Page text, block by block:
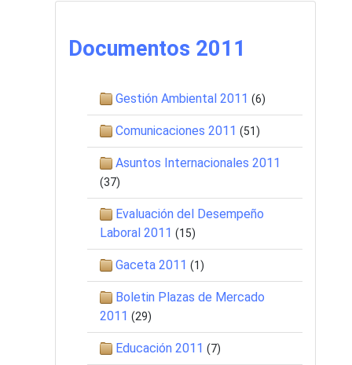
Documentos 2011
Gestión Ambiental 2011 (6)
Comunicaciones 2011 (51)
Asuntos Internacionales 2011
(37)
Evaluación del Desempeño
Laboral 2011 (15)
Gaceta 2011 (1)
Boletin Plazas de Mercado
2011 (29)
Educación 2011 (7)